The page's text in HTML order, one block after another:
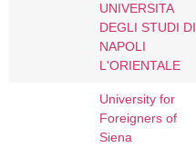
UNIVERSITA
DEGLI STUDI DI
NAPOLI
L'ORIENTALE
University for
Foreigners of
Siena